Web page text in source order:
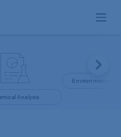
Analysis
Environmental